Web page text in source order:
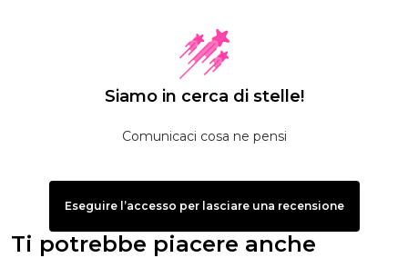
Siamo in cerca di stelle!
Comunicaci cosa ne pensi
Eseguire l’accesso per lasciare una recensione
Ti potrebbe piacere anche